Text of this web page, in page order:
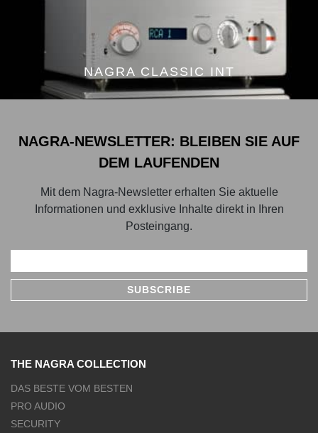
NAGRA CLASSIC INT
NAGRA-NEWSLETTER: BLEIBEN SIE AUF
DEM LAUFENDEN
Mit dem Nagra-Newsletter erhalten Sie aktuelle
Informationen und exklusive Inhalte direkt in Ihren
Posteingang.
THE NAGRA COLLECTION
DAS BESTE VOM BESTEN
PRO AUDIO
SECURITY